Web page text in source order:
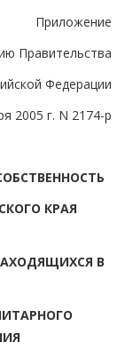
Приложение
Правительства
Федерации
2005 г. N 2174-р
КРАЯ
В